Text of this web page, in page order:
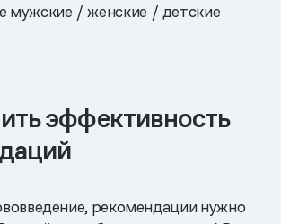
мужские / женские / детские
эффективность
рекомендации нужно